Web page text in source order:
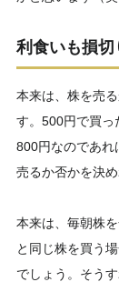
利食いも損
本来は、株を売
す。500円で買っ
800円なのであれ
売るか否かを決め
本来は、毎朝株
と同じ株を買う
でしょう。そう